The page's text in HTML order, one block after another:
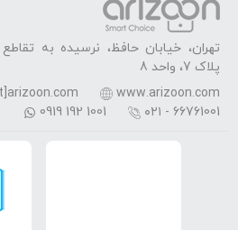
تهران، خیابان حافظ، نرسیده به
پلاک 7، واحد 8
www.arizoon.com
۰۲۱ - 66761001
0919 192 1001